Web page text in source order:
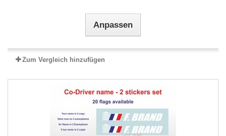
Anpassen
Zum Vergleich hinzufügen